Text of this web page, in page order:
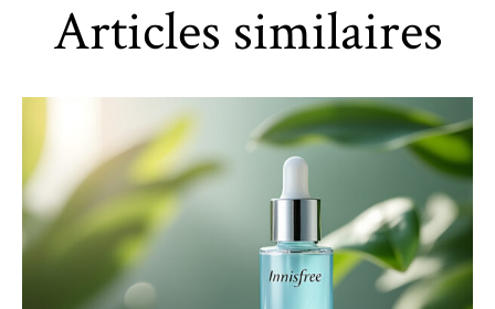
Articles similaires